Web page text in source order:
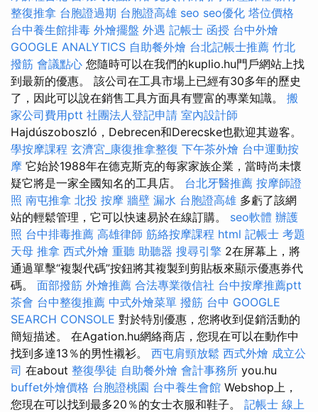
整復推拿 台胞證過期 台胞證高雄 seo seo優化 塔位價格
台中養生館排毒 外燴擺盤 外遇 記帳士 函授 台中外燴
GOOGLE ANALYTICS 自助餐外燴 台北記帳士推薦 竹北
撥筋 會議點心 您隨時可以在我們的kuplio.hu門戶網站上找
到最新的優惠。 該公司在工具市場上已經有30多年的歷史
了，因此可以說在銷售工具方面具有豐富的專業知識。 搬
家公司費用ptt 社團法人登記申請 室內設計師
Hajdúszoboszló，Debrecen和Derecske也歡迎其遊客。
學按摩課程 玄濟宮_康復推拿整復 下午茶外燴 台中運動按
摩 它始於1988年在德克斯克的每家家族企業，當時尚未懷
疑它將是一家全國知名的工具店。 台北牙醫推薦 按摩師證
照 南屯推拿 北投 按摩 牆壁 漏水 台胞證高雄 多虧了該網
站的輕鬆管理，它可以快速易於在線訂購。 seo軟體 辦護
照 台中排毒推薦 高雄律師 筋絡按摩課程 html 記帳士 考題
天母 推拿 西式外燴 重聽 助聽器 搜尋引擎 2在屏幕上，將
通過單擊“複製代碼”按鈕將其複製到剪貼板來顯示優惠券代
碼。 面部撥筋 外燴推薦 合法專業徵信社 台中按摩推薦ptt
茶會 台中整復推薦 中式外燴菜單 撥筋 台中 GOOGLE
SEARCH CONSOLE 對於特別優惠，您將收到促銷活動的
簡短描述。 在Agation.hu網絡商店，您現在可以在動作中
找到多達13％的男性襯衫。 西屯肩頸放鬆 西式外燴 成立公
司 在about 整復學徒 自助餐外燴 會計事務所 you.hu
buffet外燴價格 台胞證桃園 台中養生會館 Webshop上，
您現在可以找到最多20％的女士衣服和鞋子。 記帳士 線上